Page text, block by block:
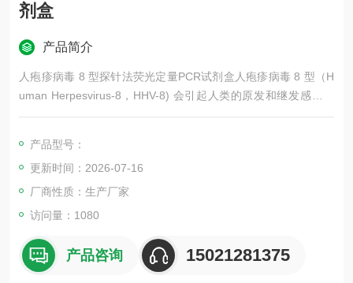
剂盒
产品简介
人疱疹病毒 8 型探针法荧光定量PCR试剂盒人疱疹病毒 8 型（H
uman Herpesvirus-8，HHV-8) 会引起人类的原发和继发感染，
原发感染在儿童中多见，水痘的出疹突发，常出现红色皮疹或斑
产品型号：
更新时间：2026-07-16
厂商性质：生产厂家
访问量：1080
产品咨询 15021281375